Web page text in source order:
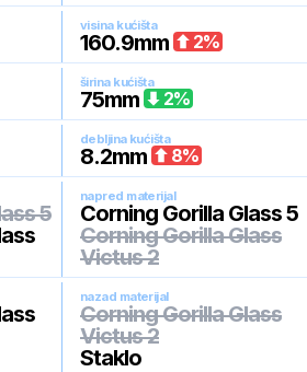
visina kućišta
160.9mm 2%
širina kućišta
75mm 2%
debljina kućišta
8.2mm 8%
5
napred materijal
Corning Gorilla Glass 5
Corning Gorilla Glass
Victus 2
nazad materijal
Corning Gorilla Glass
Victus 2
Staklo